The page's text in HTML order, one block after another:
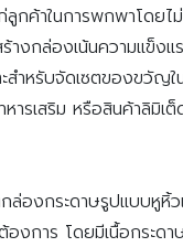
ลูกค้าในการพกพาโดย
างกล่องเน้นความแข็ง
สำหรับจัดเซตของขวัญใ
ารเสริม หรือสินค้าลิมิเ
ล่องกระดาษรูปแบบหูหิ้
งการ โดยมีเนื้อกระดา